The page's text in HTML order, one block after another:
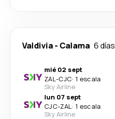
Valdivia- Calama 6 días
mié 02 sept
ZAL-CJC· 1 escala
Sky Airline
lun 07 sept
CJC-ZAL· 1 escala
Sky Airline